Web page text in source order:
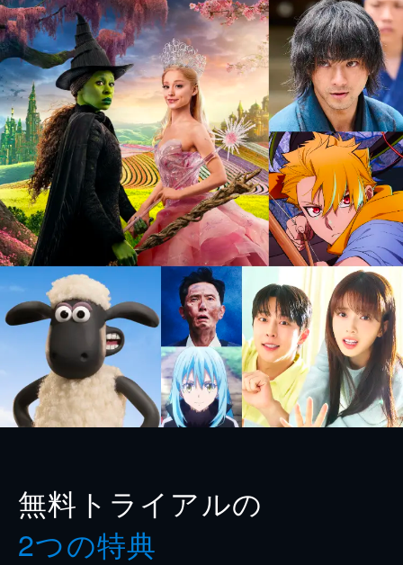
無料トライアルの
2つの特典